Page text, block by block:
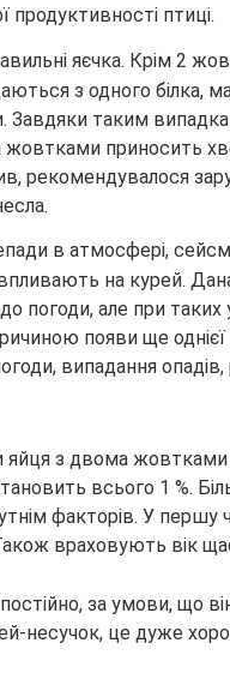
птиці.
яєчка. Крім 2
з одного білка,
Завдяки таким
приносить
рекомендувалося
в атмосфері,
на курей.
погоди, але при таких
появи ще однієї
випадання опадів,
яйця з двома жовтками
всього 1 %.
факторів. У першу
враховують вік
за умови, що
несучок, це дуже